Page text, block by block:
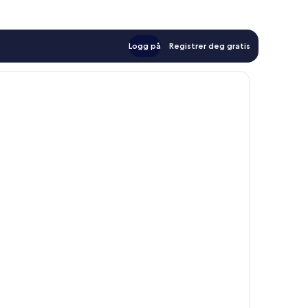
Logg på Registrer deg gratis